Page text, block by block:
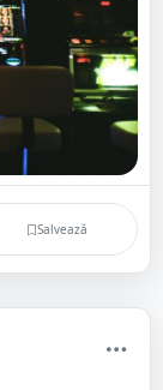
Salvează